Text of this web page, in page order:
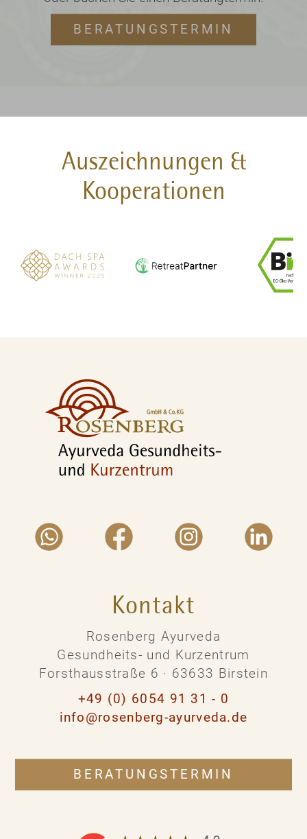
BERATUNGSTERMIN
Auszeichnungen &
Kooperationen
Kontakt
Rosenberg Ayurveda
Gesundheits- und Kurzentrum
Forsthausstraße 6 · 63633 Birstein
+49 (0) 6054 91 31 - 0
info@rosenberg-ayurveda.de
BERATUNGSTERMIN